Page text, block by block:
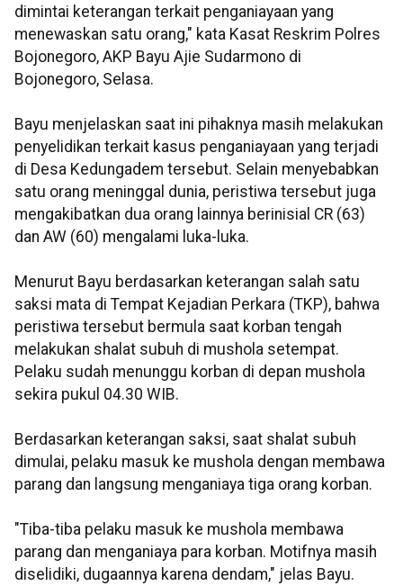
dimintai keterangan terkait penganiayaan yang
menewaskan satu orang," kata Kasat Reskrim Polres
Bojonegoro, AKP Bayu Ajie Sudarmono di
Bojonegoro, Selasa.
Bayu menjelaskan saat ini pihaknya masih melakukan
penyelidikan terkait kasus penganiayaan yang terjadi
di Desa Kedungadem tersebut. Selain menyebabkan
satu orang meninggal dunia, peristiwa tersebut juga
mengakibatkan dua orang lainnya berinisial CR (63)
dan AW (60) mengalami luka-luka.
Menurut Bayu berdasarkan keterangan salah satu
saksi mata di Tempat Kejadian Perkara (TKP), bahwa
peristiwa tersebut bermula saat korban tengah
melakukan shalat subuh di mushola setempat.
Pelaku sudah menunggu korban di depan mushola
sekira pukul 04.30 WIB.
Berdasarkan keterangan saksi, saat shalat subuh
dimulai, pelaku masuk ke mushola dengan membawa
parang dan langsung menganiaya tiga orang korban.
"Tiba-tiba pelaku masuk ke mushola membawa
parang dan menganiaya para korban. Motifnya masih
diselidiki, dugaannya karena dendam," jelas Bayu.